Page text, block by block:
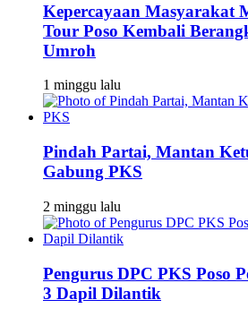
Kepercayaan Masyarakat
Tour Poso Kembali
Umroh
1 minggu lalu
Pindah Partai, Mantan
Gabung PKS
2 minggu lalu
Pengurus DPC PKS Poso
3 Dapil Dilantik